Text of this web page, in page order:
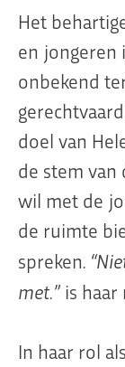
Het
en jongeren
onbekend
doel van
de stem van
wil met de
de ruimte
spreken.
met.” is
In haar rol